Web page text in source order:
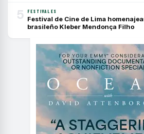
5 FESTIVALES
Festival de Cine de Lima
brasileño Kleber Mendonça Filho